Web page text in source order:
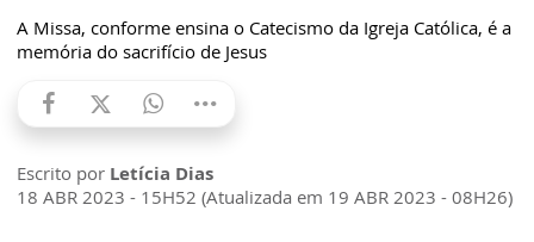
A Missa, conforme ensina o Catecismo da Igreja Católica, é a
memória do sacrifício de Jesus
Escrito por Letícia Dias
18 ABR 2023 - 15H52 (Atualizada em 19 ABR 2023 - 08H26)